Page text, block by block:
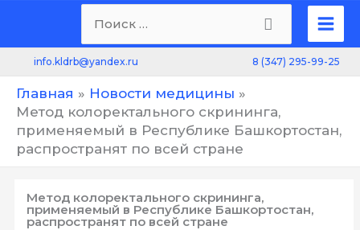
Main
info.kldrb@yandex.ru 8 (347) 295-99-25
Главная
Новости медицины
Метод колоректального скрининга,
применяемый в Республике Башкортостан,
распространят по всей стране
Метод колоректального скрининга,
применяемый в Республике Башкортостан,
распространят по всей стране